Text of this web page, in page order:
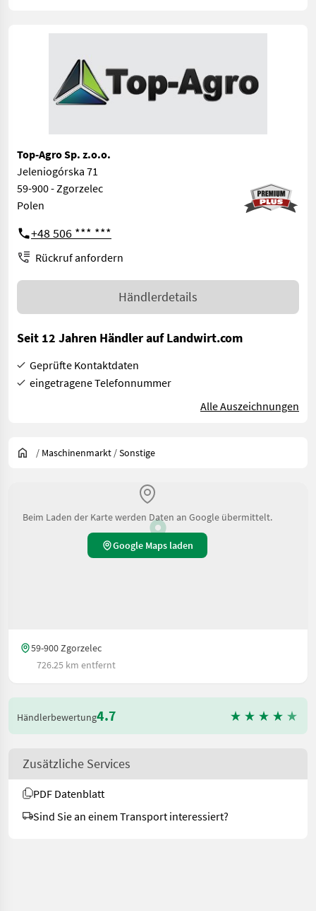
Top-Agro Sp. z.o.o.
Jeleniogórska 71
59-900 - Zgorzelec
Polen
+48 506 *** ***
Rückruf anfordern
Händlerdetails
Seit 12 Jahren Händler auf Landwirt.com
Geprüfte Kontaktdaten
eingetragene Telefonnummer
Alle Auszeichnungen
/ Maschinenmarkt /Sonstige
Beim Laden der Karte werden Daten an Google übermittelt.
Google Maps laden
59-900 Zgorzelec
726.25 km entfernt
Händlerbewertung4.7
Zusätzliche Services
PDF Datenblatt
Sind Sie an einem Transport interessiert?